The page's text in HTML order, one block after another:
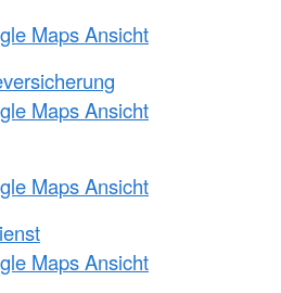
Maps Ansicht
Maps Ansicht
Maps Ansicht
Maps Ansicht